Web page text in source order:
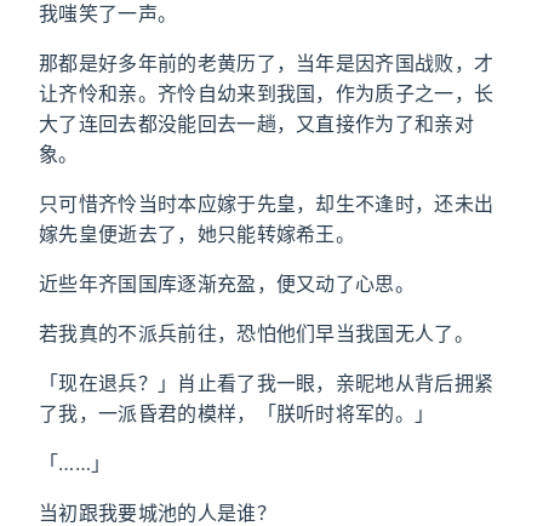
我嗤笑了一声。
那都是好多年前的老黄历了，当年是因齐国战败，才
让齐怜和亲。齐怜自幼来到我国，作为质子之一，长
大了连回去都没能回去一趟，又直接作为了和亲对
象。
只可惜齐怜当时本应嫁于先皇，却生不逢时，还未出
嫁先皇便逝去了，她只能转嫁希王。
近些年齐国国库逐渐充盈，便又动了心思。
若我真的不派兵前往，恐怕他们早当我国无人了。
「现在退兵？」肖止看了我一眼，亲昵地从背后拥紧
了我，一派昏君的模样，「朕听时将军的。」
「……」
当初跟我要城池的人是谁？